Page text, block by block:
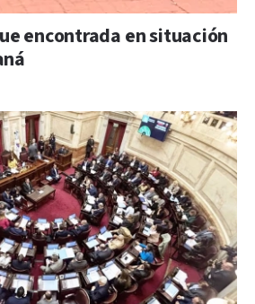
encontrada en situación